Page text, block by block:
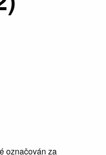
označován za